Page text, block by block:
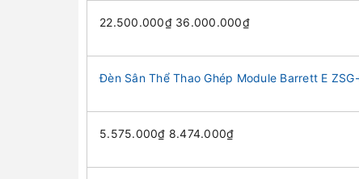
22.500.000₫ 36.000.000₫
Đèn Sân Thể Thao Ghép Module Barrett E
5.575.000₫ 8.474.000₫